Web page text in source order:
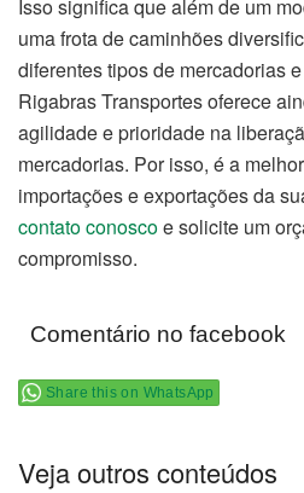
Isso significa que além de um
uma frota de caminhões
diferentes tipos de mercadorias
Rigabras Transportes oferece
agilidade e prioridade na
mercadorias. Por isso, é a
importações e exportações da
contato conoscoe solicite um
compromisso.
Comentário no facebook
Share this on WhatsApp
Veja outros conteúdos